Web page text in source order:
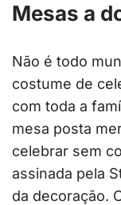
Mesas a
Não é todo
costume de
com toda a
mesa posta
celebrar sem
assinada pela
da decoração.